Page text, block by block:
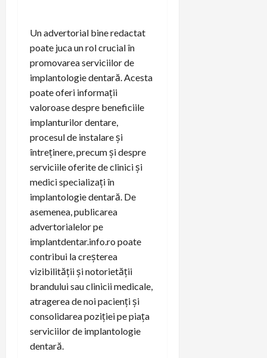
Un advertorial bine redactat
poate juca un rol crucial în
promovarea serviciilor de
implantologie dentară. Acesta
poate oferi informații
valoroase despre beneficiile
implanturilor dentare,
procesul de instalare și
întreținere, precum și despre
serviciile oferite de clinici și
medici specializați în
implantologie dentară. De
asemenea, publicarea
advertorialelor pe
implantdentar.info.ro poate
contribui la creșterea
vizibilității și notorietății
brandului sau clinicii medicale,
atragerea de noi pacienți și
consolidarea poziției pe piața
serviciilor de implantologie
dentară.